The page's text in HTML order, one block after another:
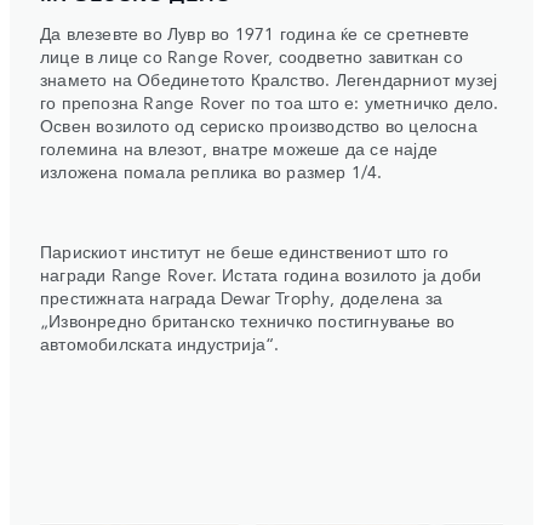
Да влезевте во Лувр во 1971 година ќе се сретневте
лице в лице со Range Rover, соодветно завиткан со
знамето на Обединетото Кралство. Легендарниот музеј
го препозна Range Rover по тоа што е: уметничко дело.
Освен возилото од сериско производство во целосна
големина на влезот, внатре можеше да се најде
изложена помала реплика во размер 1/4.
Парискиот институт не беше единствениот што го
награди Range Rover. Истата година возилото ја доби
престижната награда Dewar Trophy, доделена за
„Извонредно британско техничко постигнување во
автомобилската индустрија“.